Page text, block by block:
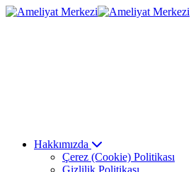
Hakkımızda
Çerez (Cookie) Politikası
Gizlilik Politikası